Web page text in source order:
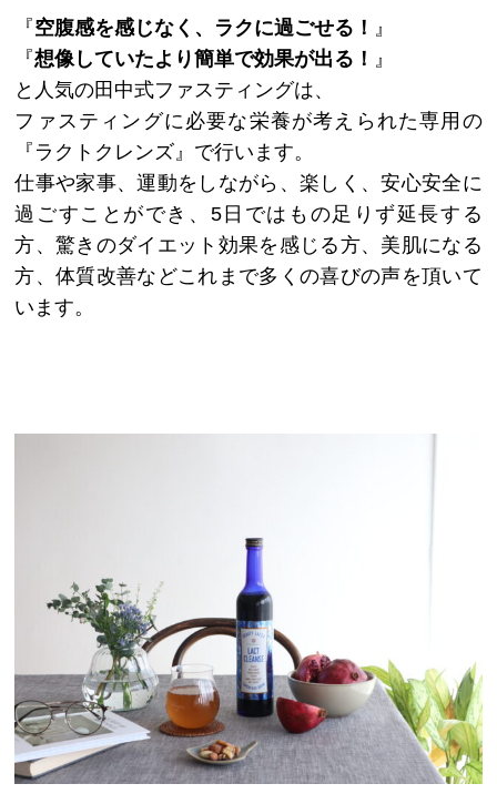
『空腹感を感じなく、ラクに過ごせる！ 』
『想像していたより簡単で効果が出る！ 』
と人気の田中式ファスティングは、
ファスティングに必要な栄養が考えられた専用の
『ラクトクレンズ』で行います。
仕事や家事、運動をしながら、楽しく、安心安全に
過ごすことができ、5日ではもの足りず延長する
方、驚きのダイエット効果を感じる方、美肌になる
方、体質改善などこれまで多くの喜びの声を頂いて
います。